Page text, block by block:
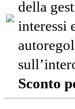
della
interessi
Sconto